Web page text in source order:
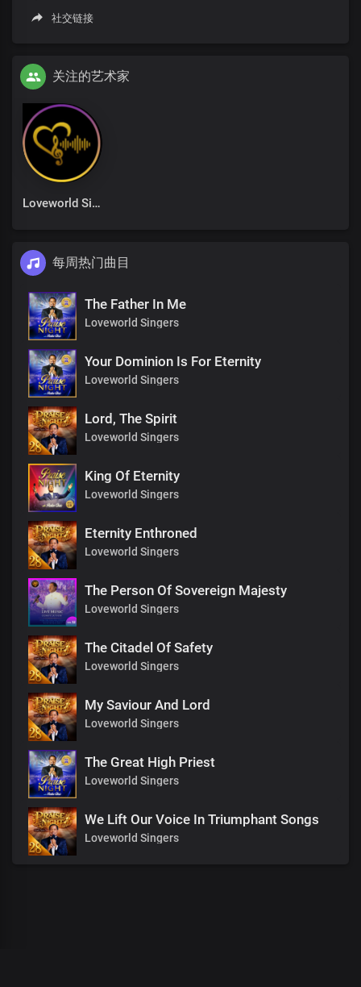
社交链接
关注的艺术家
Loveworld Singers
每周热门曲目
The Father In Me
Loveworld Singers
Your Dominion Is For Eternity
Loveworld Singers
Lord, The Spirit
Loveworld Singers
King Of Eternity
Loveworld Singers
Eternity Enthroned
Loveworld Singers
The Person Of Sovereign Majesty
Loveworld Singers
The Citadel Of Safety
Loveworld Singers
My Saviour And Lord
Loveworld Singers
The Great High Priest
Loveworld Singers
We Lift Our Voice In Triumphant Songs
Loveworld Singers